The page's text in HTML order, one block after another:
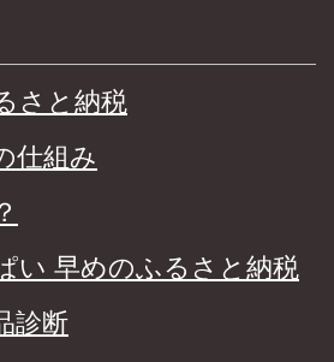
さと納税
仕組み
い 早めのふるさと納税
診断